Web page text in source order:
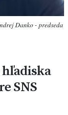
Danko - predseda
hľadiska
SNS